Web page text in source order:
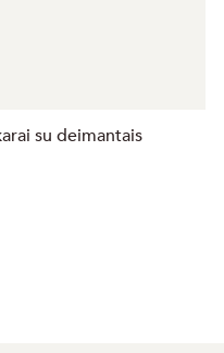
su deimantais